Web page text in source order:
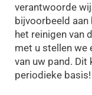
verantwoorde
bijvoorbeeld aan
het reinigen van
met u stellen we
van uw pand. Dit
periodieke